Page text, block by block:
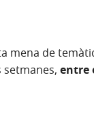
mena de
setmanes, entre